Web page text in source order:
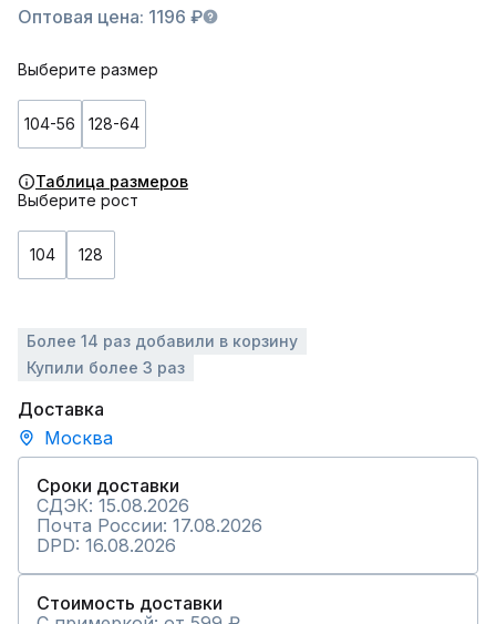
Оптовая цена: 1196 ₽
Выберите размер
104-56 128-64
Таблица размеров
Выберите рост
104 128
Более 14 раз добавили в корзину
Купили более 3 раз
Доставка
Москва
Сроки доставки
СДЭК: 15.08.2026
Почта России: 17.08.2026
DPD: 16.08.2026
Стоимость доставки